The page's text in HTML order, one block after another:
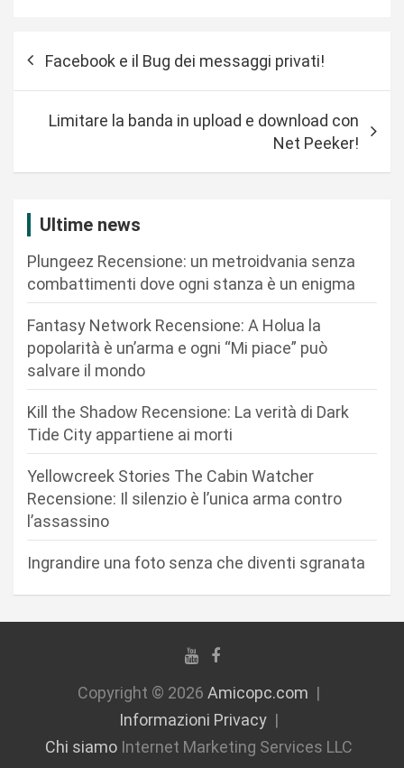
Facebook e il Bug dei messaggi privati!
Limitare la banda in upload e download con
Net Peeker!
Ultime news
Plungeez Recensione: un metroidvania senza
combattimenti dove ogni stanza è un enigma
Fantasy Network Recensione: A Holua la
popolarità è un’arma e ogni “Mi piace” può
salvare il mondo
Kill the Shadow Recensione: La verità di Dark
Tide City appartiene ai morti
Yellowcreek Stories The Cabin Watcher
Recensione: Il silenzio è l’unica arma contro
l’assassino
Ingrandire una foto senza che diventi sgranata
Copyright © 2026 Amicopc.com
Informazioni Privacy
Chi siamoInternet Marketing Services LLC